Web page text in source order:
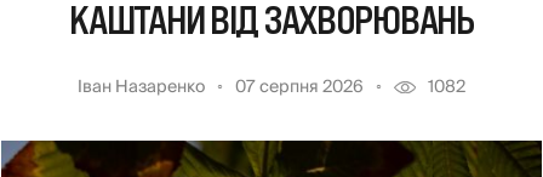
КАШТАНИ ВІД ЗАХВОРЮВАНЬ
Іван Назаренко 07 серпня 2026 1082